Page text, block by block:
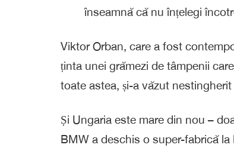
înseamnă că nu înțelegi
Viktor Orban, care a fost
ținta unei grămezi de tâmpenii
toate astea, și-a văzut
Și Ungaria este mare din nou –
BMW a deschis o super-fabrică